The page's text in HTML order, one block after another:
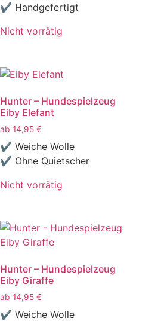
✔ Handgefertigt
Nicht vorrätig
Hunter – Hundespielzeug
Eiby Elefant
ab 14,95 €
✔ Weiche Wolle
✔ Ohne Quietscher
Nicht vorrätig
Hunter – Hundespielzeug
Eiby Giraffe
ab 14,95 €
✔ Weiche Wolle